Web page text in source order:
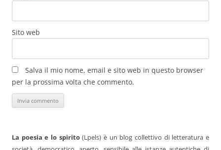
Sito web
Salva il mio nome, email e sito web in questo browser
per la prossima volta che commento.
La poesia e lo spirito(Lpels) è un blog collettivo di letteratura e